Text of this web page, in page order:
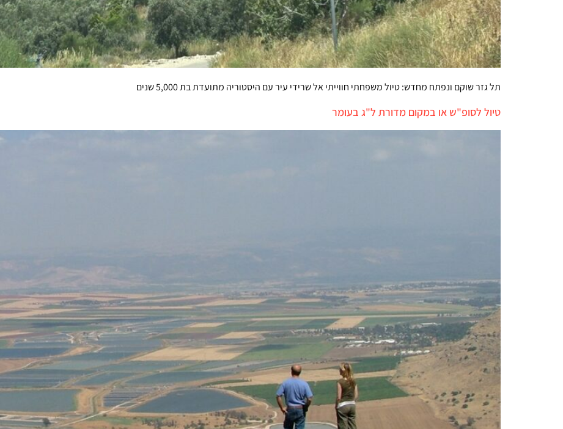
תל גזר שוקם ונפתח מחדש: טיול משפחתי חווייתי אל שרידי עיר עם היסטוריה מתועדת בת 5,000 שנים
טיול לסופ"ש או במקום מדורת ל"ג בעומר